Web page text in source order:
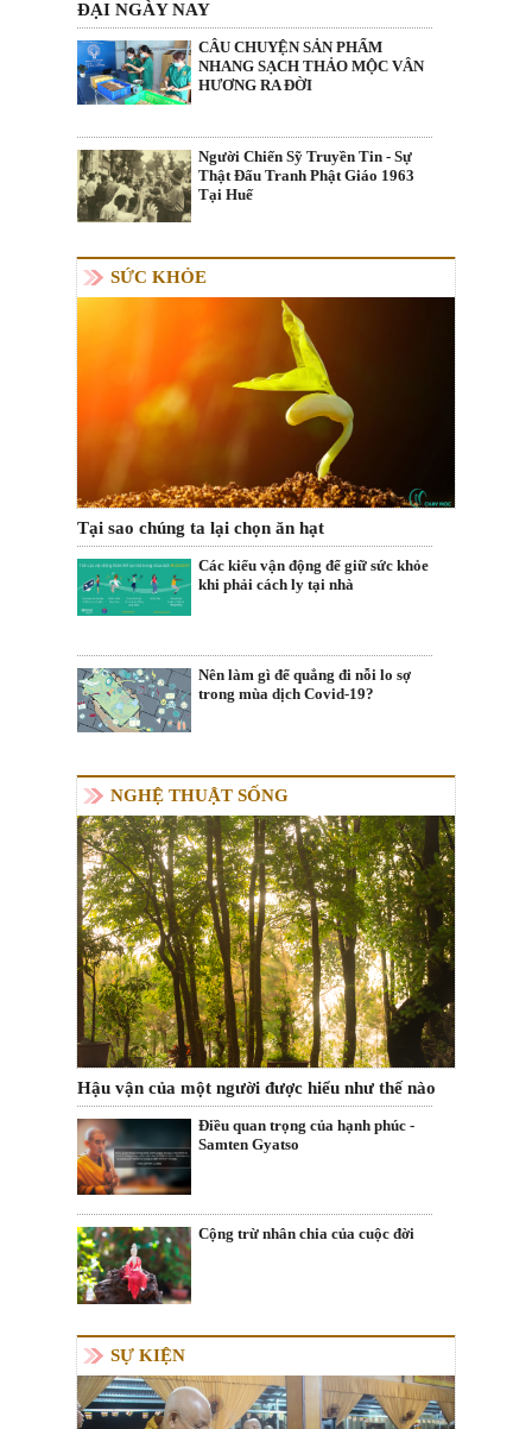
ĐẠI NGÀY NAY
CÂU CHUYỆN SẢN PHẨM
NHANG SẠCH THẢO MỘC VÂN
HƯƠNG RA ĐỜI
Người Chiến Sỹ Truyền Tin - Sự
Thật Đấu Tranh Phật Giáo 1963
Tại Huế
SỨC KHỎE
Tại sao chúng ta lại chọn ăn hạt
Các kiểu vận động để giữ sức khỏe
khi phải cách ly tại nhà
Nên làm gì để quẳng đi nỗi lo sợ
trong mùa dịch Covid-19?
NGHỆ THUẬT SỐNG
Hậu vận của một người được hiểu như thế nào
Điều quan trọng của hạnh phúc -
Samten Gyatso
Cộng trừ nhân chia của cuộc đời
SỰ KIỆN